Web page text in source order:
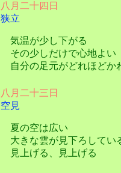
八月二十四日
狭立
気温が少し下がる
その少しだけで心地よい
自分の足元がどれほどか
八月二十三日
空見
夏の空は広い
大きな雲が見下ろしてい
見上げる、見上げる